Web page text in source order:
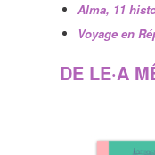
Alma, 11
Voyage en
DE LE·A